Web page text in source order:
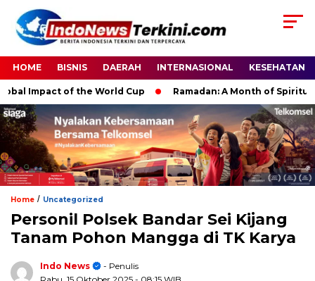
HOME BISNIS DAERAH INTERNASIONAL KESEHATAN
of the World Cup Ramadan: A Month of Spiritual
Home / Uncategorized
Personil Polsek Bandar Sei Kijang
Tanam Pohon Mangga di TK Karya
Indo News
- Penulis